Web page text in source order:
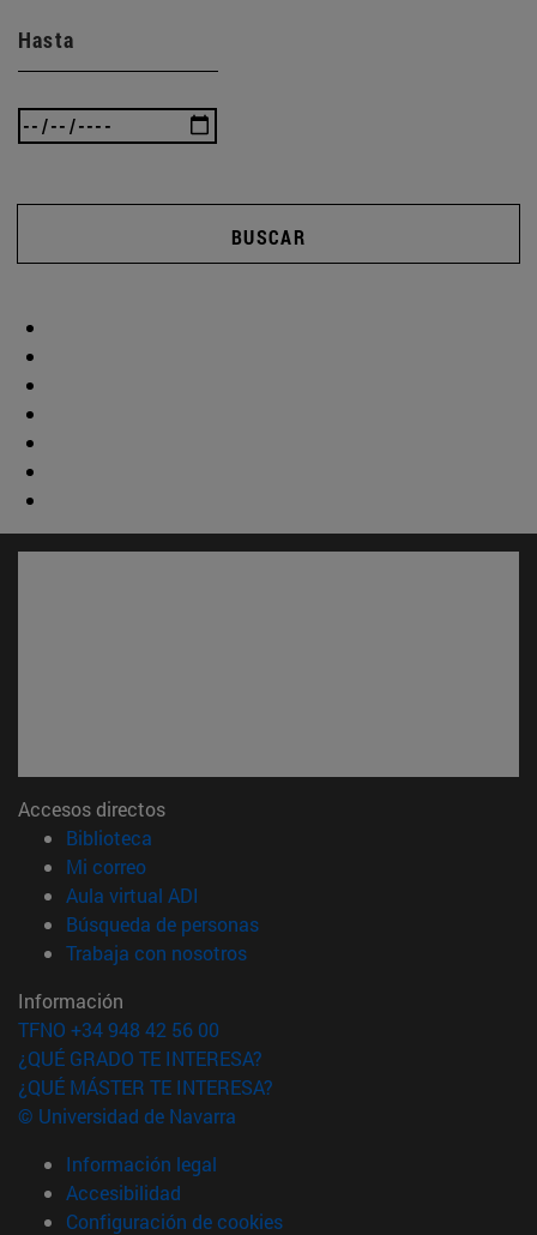
Hasta
BUSCAR
Accesos directos
Biblioteca
Mi correo(abre en nueva ventana)
Aula virtual ADI
Búsqueda de personas(abre en nueva ventana)
Trabaja con nosotros(abre en nueva ventana)
Información
TFNO +34 948 42 56 00
¿QUÉ GRADO TE INTERESA?
¿QUÉ MÁSTER TE INTERESA?
© Universidad de Navarra
Información legal
Accesibilidad
Configuración de cookies